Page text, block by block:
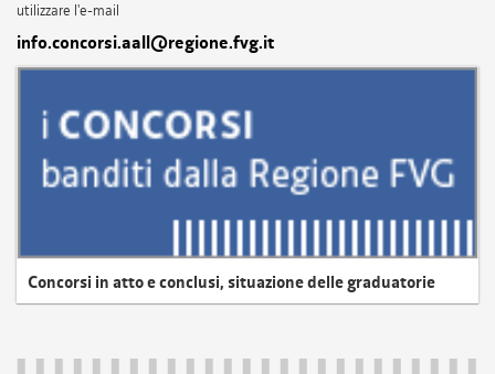
utilizzare l'e-mail
info.concorsi.aall@regione.fvg.it
Concorsi in atto e conclusi, situazione delle graduatorie